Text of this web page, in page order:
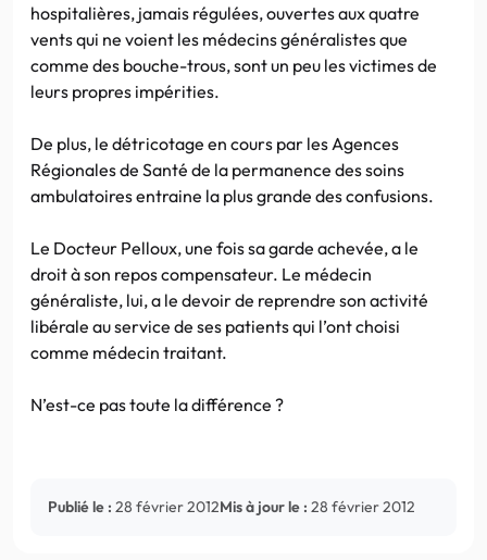
hospitalières, jamais régulées, ouvertes aux quatre
vents qui ne voient les médecins généralistes que
comme des bouche-trous, sont un peu les victimes de
leurs propres impérities.
De plus, le détricotage en cours par les Agences
Régionales de Santé de la permanence des soins
ambulatoires entraine la plus grande des confusions.
Le Docteur Pelloux, une fois sa garde achevée, a le
droit à son repos compensateur. Le médecin
généraliste, lui, a le devoir de reprendre son activité
libérale au service de ses patients qui l’ont choisi
comme médecin traitant.
N’est-ce pas toute la différence ?
Publié le : 28 février 2012Mis à jour le : 28 février 2012